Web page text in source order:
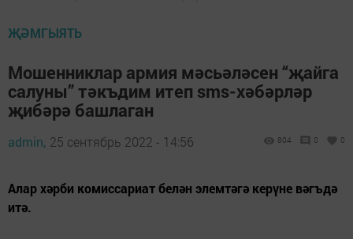
ҖӘМГЫЯТЬ
Мошенниклар армия мәсьәләсен “җайга
салуны” тәкъдим итеп sms-хәбәрләр
җибәрә башлаган
admin, 25 сентябрь 2022 - 14:56 804 0 0
Алар хәрби комиссариат белән элемтәгә керүне вәгъдә
итә.